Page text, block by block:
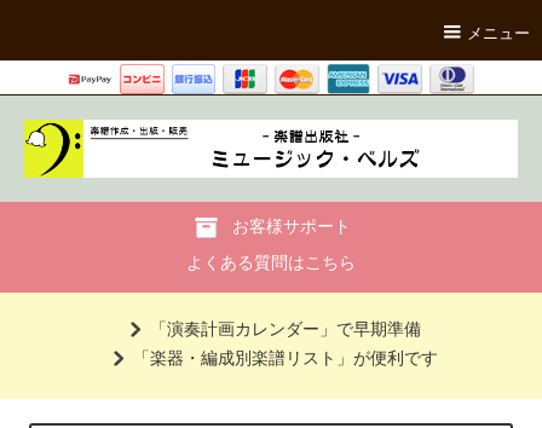
メニュー
お客様サポート
よくある質問はこちら
「演奏計画カレンダー」で早期準備
「楽器・編成別楽譜リスト」が便利です